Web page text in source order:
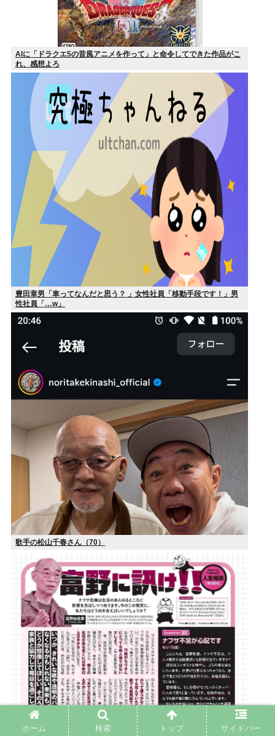
AIに「ドラクエ5の昔風アニメを作って」と命令してできた作品がこ
れ、感想よろ
豊田章男「車ってなんだと思う？ 」女性社員「移動手段です！」男
性社員「…w」
歌手の松山千春さん（70）
ホーム 検索 トップ サイドバー